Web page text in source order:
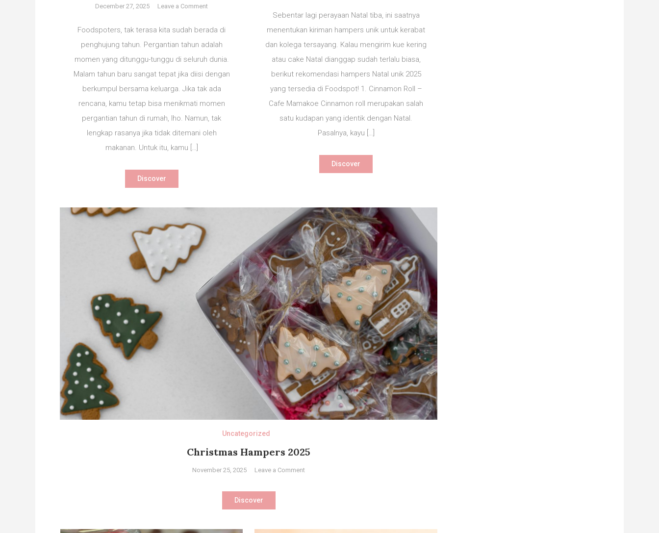
December 27, 2025 Leave a Commenton
Ide
Tahun
Baru
Di
Foodspoters, tak terasa kita sudah berada di
penghujung tahun. Pergantian tahun adalah
momen yang ditunggu-tunggu di seluruh dunia.
Malam tahun baru sangat tepat jika diisi dengan
berkumpul bersama keluarga. Jika tak ada
rencana, kamu tetap bisa menikmati momen
pergantian tahun di rumah, lho. Namun, tak
lengkap rasanya jika tidak ditemani oleh
makanan. Untuk itu, kamu […]
Discover
Hampers
Natal
2025
Sebentar lagi perayaan Natal tiba, ini saatnya
menentukan kiriman hampers unik untuk kerabat
dan kolega tersayang. Kalau mengirim kue kering
atau cake Natal dianggap sudah terlalu biasa,
berikut rekomendasi hampers Natal unik 2025
yang tersedia di Foodspot! 1. Cinnamon Roll –
Cafe Mamakoe Cinnamon roll merupakan salah
satu kudapan yang identik dengan Natal.
Pasalnya, kayu […]
Discover
Uncategorized
Christmas Hampers 2025
November 25, 2025 Leave a Commenton
Discover